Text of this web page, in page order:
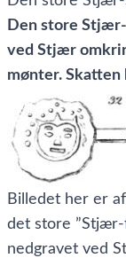
Den store
ved Stjær
mønter. Skatten
Billedet her er
det store
nedgravet ved